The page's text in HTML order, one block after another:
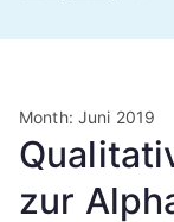
Month: Juni 2019
zur